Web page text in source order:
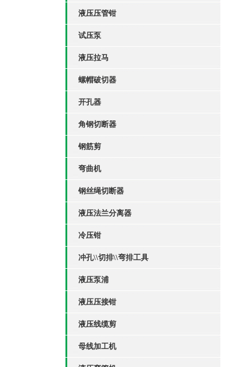
液压压管钳
试压泵
液压拉马
螺帽破切器
开孔器
角钢切断器
钢筋剪
弯曲机
钢丝绳切断器
液压法兰分离器
冷压钳
冲孔\\切排\\弯排工具
液压泵浦
液压压接钳
液压线缆剪
母线加工机